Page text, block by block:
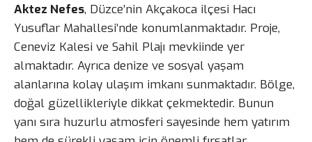
Aktez Nefes, Düzce’nin Akçakoca ilçesi Hacı
Yusuflar Mahallesi’nde konumlanmaktadır. Proje,
Ceneviz Kalesi ve Sahil Plajı mevkiinde yer
almaktadır. Ayrıca denize ve sosyal yaşam
alanlarına kolay ulaşım imkanı sunmaktadır. Bölge,
doğal güzellikleriyle dikkat çekmektedir. Bunun
yanı sıra huzurlu atmosferi sayesinde hem yatırım